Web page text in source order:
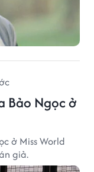
Bảo Ngọc ở
ở Miss World
giả.